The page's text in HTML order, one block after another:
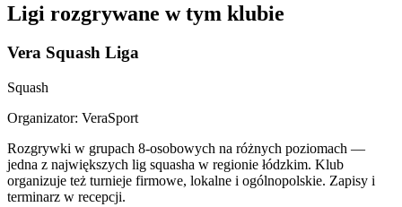
Ligi rozgrywane w tym klubie
Vera Squash Liga
Squash
Organizator: VeraSport
Rozgrywki w grupach 8-osobowych na różnych poziomach —
jedna z największych lig squasha w regionie łódzkim. Klub
organizuje też turnieje firmowe, lokalne i ogólnopolskie. Zapisy i
terminarz w recepcji.